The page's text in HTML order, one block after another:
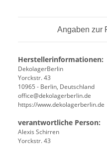
Angaben zur
Herstellerinformationen:
DekolagerBerlin
Yorckstr. 43
10965 - Berlin, Deutschland
office@dekolagerberlin.de
https://www.dekolagerberlin.de
verantwortliche Person:
Alexis Schirren
Yorckstr. 43